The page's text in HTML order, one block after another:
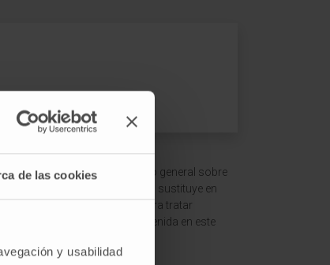
de las cookies
y usabilidad
un contexto y entendimiento general sobre
meramente informativa y no sustituye en
un médico o especialista para tratar
de la información contenida en este